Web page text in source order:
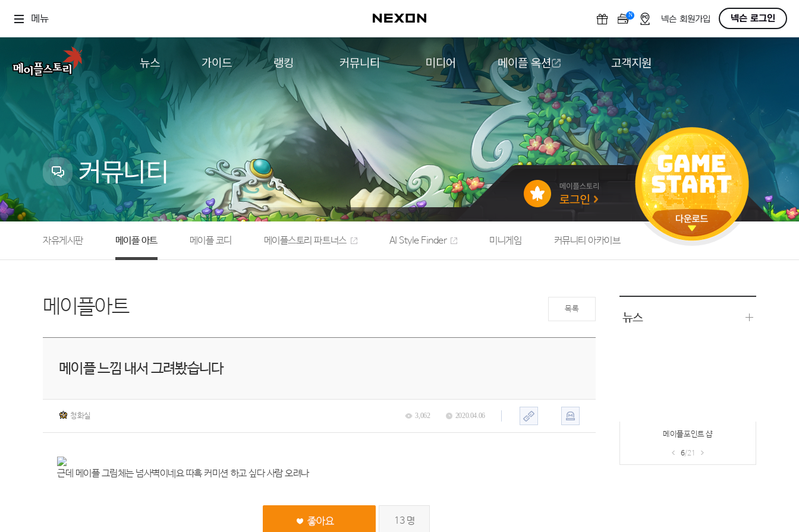
메뉴 N OFF넥슨 회원가입 넥슨 로그인
뉴스
업데이트
이벤트
캐시샵 공지
메이플 알림판
with maple
가이드
추가정보
랭킹
컨텐츠 랭킹
커뮤니티
자유게시판
메이플 아트
메이플 코디
메이플스토리 파트너스
AI Style Finder
미니게임
커뮤니티 아카이브
미디어 메이플 옥션
메이플 옥션
고객지원
다운로드
도움말/1:1문의
버그악용/불법프로그램 신고
게임 접근성
커뮤니티
자유게시판 메이플 아트 메이플 코디 메이플스토리 파트너스 AI Style Finder 미니게임 커뮤니티 아카이브
메이플아트 목록
메이플 느낌 내서 그려봤습니다
청화실 3,062 2020.04.06
근데 메이플 그림체는 넘사벽이네요 따흑 커미션 하고 싶다 사람 오려나
13명
뉴스
메이플포인트 샵
6/21